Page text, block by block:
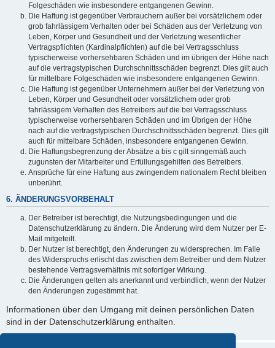
Folgeschäden wie insbesondere entgangenen Gewinn.
Die Haftung ist gegenüber Verbrauchern außer bei vorsätzlichem oder
grob fahrlässigem Verhalten oder bei Schäden aus der Verletzung von
Leben, Körper und Gesundheit und der Verletzung wesentlicher
Vertragspflichten (Kardinalpflichten) auf die bei Vertragsschluss
typischerweise vorhersehbaren Schäden und im übrigen der Höhe nach
auf die vertragstypischen Durchschnittsschäden begrenzt. Dies gilt auch
für mittelbare Folgeschäden wie insbesondere entgangenen Gewinn.
Die Haftung ist gegenüber Unternehmern außer bei der Verletzung von
Leben, Körper und Gesundheit oder vorsätzlichem oder grob
fahrlässigem Verhalten des Betreibers auf die bei Vertragsschluss
typischerweise vorhersehbaren Schäden und im Übrigen der Höhe
nach auf die vertragstypischen Durchschnittsschäden begrenzt. Dies gilt
auch für mittelbare Schäden, insbesondere entgangenen Gewinn.
Die Haftungsbegrenzung der Absätze a bis c gilt sinngemäß auch
zugunsten der Mitarbeiter und Erfüllungsgehilfen des Betreibers.
Ansprüche für eine Haftung aus zwingendem nationalem Recht bleiben
unberührt.
6. ÄNDERUNGSVORBEHALT
Der Betreiber ist berechtigt, die Nutzungsbedingungen und die
Datenschutzerklärung zu ändern. Die Änderung wird dem Nutzer per E-
Mail mitgeteilt.
Der Nutzer ist berechtigt, den Änderungen zu widersprechen. Im Falle
des Widerspruchs erlischt das zwischen dem Betreiber und dem Nutzer
bestehende Vertragsverhältnis mit sofortiger Wirkung.
Die Änderungen gelten als anerkannt und verbindlich, wenn der Nutzer
den Änderungen zugestimmt hat.
Informationen über den Umgang mit deinen persönlichen Daten
sind in der Datenschutzerklärung enthalten.